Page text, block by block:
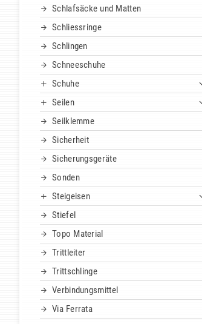
Schlafsäcke und Matten
Schliessringe
Schlingen
Schneeschuhe
Schuhe
Seilen
Seilklemme
Sicherheit
Sicherungsgeräte
Sonden
Steigeisen
Stiefel
Topo Material
Trittleiter
Trittschlinge
Verbindungsmittel
Via Ferrata